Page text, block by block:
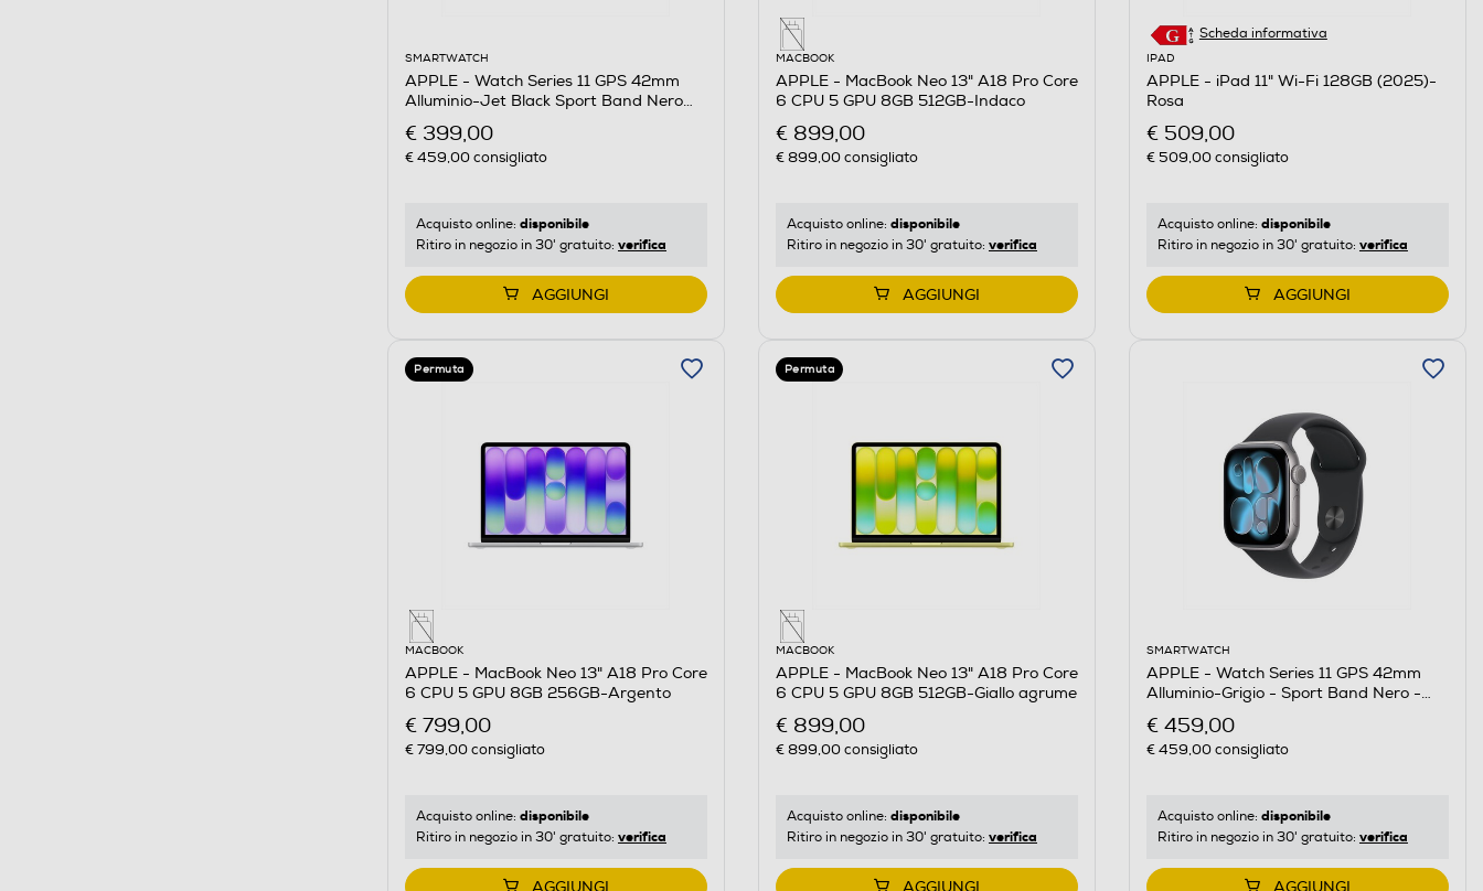
SMARTWATCH
APPLE - Watch Series 11 GPS 42mm
Alluminio-Jet Black Sport Band Nero
€ 399,00
€ 459,00consigliato
Acquisto online: disponibile
Ritiro in negozio in 30' gratuito: verifica
AGGIUNGI
MACBOOK
APPLE - MacBook Neo 13" A18 Pro Core
6 CPU 5 GPU 8GB 512GB-Indaco
€ 899,00
€ 899,00consigliato
Acquisto online: disponibile
Ritiro in negozio in 30' gratuito: verifica
AGGIUNGI
Scheda informativa
IPAD
APPLE - iPad 11" Wi-Fi 128GB (2025)-
Rosa
€ 509,00
€ 509,00consigliato
Acquisto online: disponibile
Ritiro in negozio in 30' gratuito: verifica
AGGIUNGI
Permuta
MACBOOK
APPLE - MacBook Neo 13" A18 Pro Core
6 CPU 5 GPU 8GB 256GB-Argento
€ 799,00
€ 799,00consigliato
Acquisto online: disponibile
Ritiro in negozio in 30' gratuito: verifica
Permuta
MACBOOK
APPLE - MacBook Neo 13" A18 Pro Core
6 CPU 5 GPU 8GB 512GB-Giallo agrume
€ 899,00
€ 899,00consigliato
Acquisto online: disponibile
Ritiro in negozio in 30' gratuito: verifica
SMARTWATCH
APPLE - Watch Series 11 GPS 42mm
Alluminio-Grigio - Sport Band Nero -
€ 459,00
€ 459,00consigliato
Acquisto online: disponibile
Ritiro in negozio in 30' gratuito: verifica